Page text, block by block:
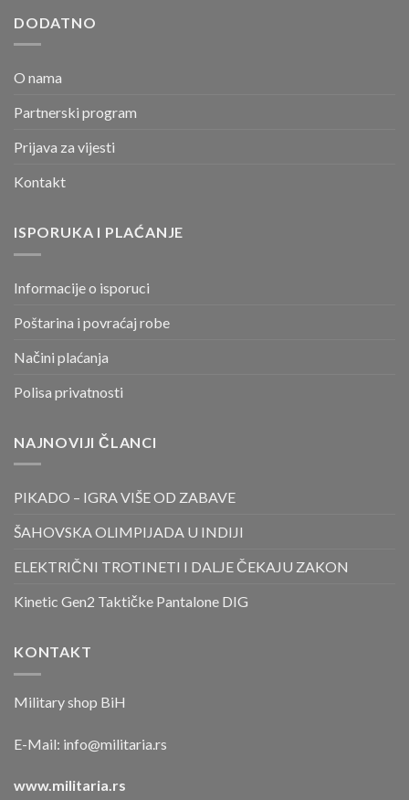
DODATNO
O nama
Partnerski program
Prijava za vijesti
Kontakt
ISPORUKA I PLAĆANJE
Informacije o isporuci
Poštarina i povraćaj robe
Načini plaćanja
Polisa privatnosti
NAJNOVIJI ČLANCI
PIKADO – IGRA VIŠE OD ZABAVE
ŠAHOVSKA OLIMPIJADA U INDIJI
ELEKTRIČNI TROTINETI I DALJE ČEKAJU ZAKON
Kinetic Gen2 Taktičke Pantalone DIG
KONTAKT
Military shop BiH
E-Mail: info@militaria.rs
www.militaria.rs